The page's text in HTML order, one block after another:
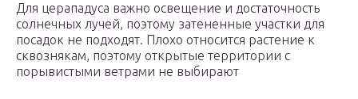
Для церападуса важно освещение и достаточность
солнечных лучей, поэтому затененные участки для
посадок не подходят. Плохо относится растение к
сквознякам, поэтому открытые территории с
порывистыми ветрами не выбирают